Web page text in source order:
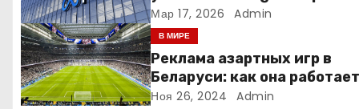
о
з
а
людей ради искусственного
интеллекта
Мар 17, 2026 Admin
В МИРЕ
Реклама азартных игр в
Беларуси: как она работает
Ноя 26, 2024 Admin